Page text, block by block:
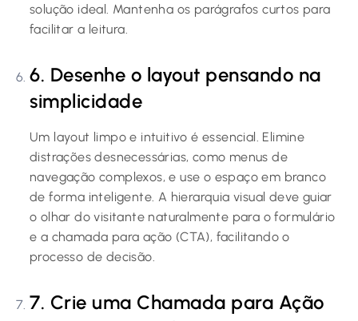
solução ideal. Mantenha os parágrafos curtos para
facilitar a leitura.
6. Desenhe o layout pensando na
simplicidade
Um layout limpo e intuitivo é essencial. Elimine
distrações desnecessárias, como menus de
navegação complexos, e use o espaço em branco
de forma inteligente. A hierarquia visual deve guiar
o olhar do visitante naturalmente para o formulário
e a chamada para ação (CTA), facilitando o
processo de decisão.
7. Crie uma Chamada para Ação